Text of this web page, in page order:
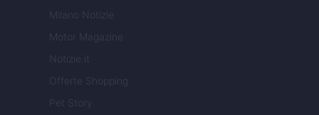
Milano Notizie
Motor Magazine
Notizie.it
Offerte Shopping
Pet Story